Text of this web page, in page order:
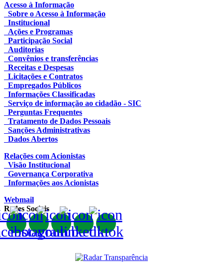
Acesso à Informação
Sobre o Acesso à Informação
Institucional
Ações e Programas
Participação Social
Auditorias
Convênios e transferências
Receitas e Despesas
Licitações e Contratos
Empregados Públicos
Informações Classificadas
Serviço de informação ao cidadão - SIC
Perguntas Frequentes
Tratamento de Dados Pessoais
Sanções Administrativas
Dados Abertos
Relações com Acionistas
Visão Institucional
Governança Corporativa
Informações aos Acionistas
Webmail
Redes Sociais